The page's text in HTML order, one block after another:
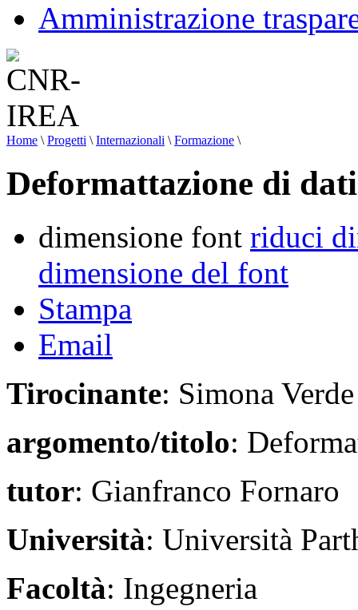
Amministrazione
Home \ Progetti \ Internazionali \ Formazione \
Deformattazione di
dimensione font riduci
dimensione del font
Stampa
Email
Tirocinante: Simona Verde
argomento/titolo:
tutor: Gianfranco Fornaro
Università: Università
Facoltà: Ingegneria